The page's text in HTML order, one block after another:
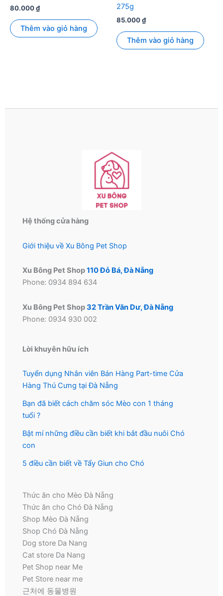
80.000₫
Thêm vào giỏ hàng
275g
85.000₫
Thêm vào giỏ hàng
Hệ thống cửa hàng
Giới thiệu về Xu Bông Pet Shop
Xu Bông Pet Shop110 Đỗ Bá, Đà Nẵng
Phone: 0934 894 634
Xu Bông Pet Shop32 Trần Văn Dư, Đà Nẵng
Phone: 0934 930 002
Lời khuyên hữu ích
Tuyển dụng Nhân viên Bán Hàng Part-time Cửa
Hàng Thú Cưng tại Đà Nẵng
Bạn đã biết cách chăm sóc Mèo con 1 tháng
tuổi ?
Bật mí những điều cần biết khi bắt đầu nuôi Chó
con
5 điều cần biết về Tẩy Giun cho Chó
Thức ăn cho Mèo Đà Nẵng
Thức ăn cho Chó Đà Nẵng
Shop Mèo Đà Nẵng
Shop Chó Đà Nẵng
Dog store Da Nang
Cat store Da Nang
Pet Shop near Me
Pet Store near me
근처에 동물병원